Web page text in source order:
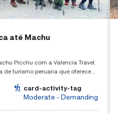
até Machu
Picchu com a Valencia Travel.
de turismo peruana que oferece
card-activity-tag
Moderate - Demanding